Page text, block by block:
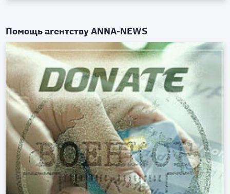
Помощь агентствуANNA-NEWS